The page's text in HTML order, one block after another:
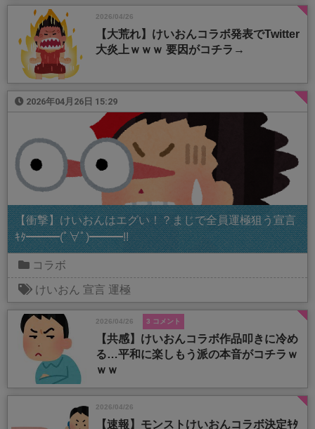
2026/04/26
【大荒れ】けいおんコラボ発表でTwitter
大炎上ｗｗｗ 要因がコチラ→
2026年04月26日 15:29
【衝撃】けいおんはエグい！？まじで全員運極狙う宣言
ｷﾀ━━━(ﾟ∀ﾟ)━━━!!
コラボ
けいおん 宣言 運極
2026/04/26 3 コメント
【共感】けいおんコラボ作品叩きに冷め
る…平和に楽しもう派の本音がコチラｗ
ｗｗ
2026/04/26
【速報】モンストけいおんコラボ決定ｷﾀ